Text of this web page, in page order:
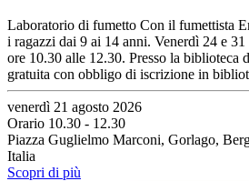
Laboratorio di fumetto Con il fumettista
i ragazzi dai 9 ai 14 anni. Venerdì 24 e
ore 10.30 alle 12.30. Presso la biblioteca
gratuita con obbligo di iscrizione in
venerdì 21 agosto 2026
Orario 10.30 - 12.30
Piazza Guglielmo Marconi, Gorlago,
Italia
Scopri di più